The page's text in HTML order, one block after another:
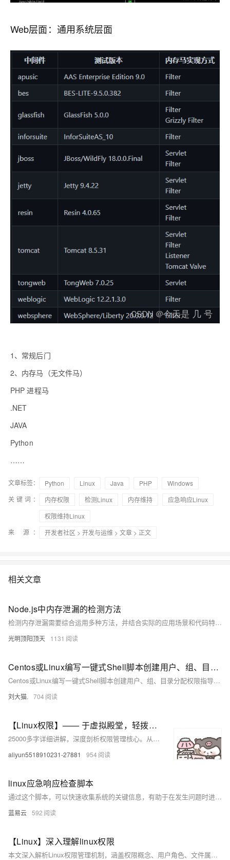
Web层面：通用系统层面
1、常规后门
2、内存马（无文件马）
PHP 进程马
.NET
JAVA
Python
……
文章标签： Python Linux Java PHP
Windows
关键词：
内存权限 检测Linux 内存维持
应急响应Linux
权限维持Linux
来 源：
开发者社区 > 开发与运维 > 文章 > 正文
相关文章
Node.js中内存泄漏的检测方法
检测内存泄漏需要综合运用多种方法，并结合实际的应用场景和代码特点进行分析。及时发现和解决内存泄漏问题，可以提高应用的稳定性和性能，避免潜在的风险和故障。同时，不断学习和掌握内存管理的知识，也是有效预防内存泄漏的重要途径。
光明顶阳顶天 1131
Centos或Linux编写一键式Shell脚本创建用户、组、目录分配权限指导手册
Centos或Linux编写一键式Shell脚本创建用户、组、目录分配权限指导手册
刘大猫. 704
【Linux权限】—— 于虚拟殿堂，轻拨密钥启华章
25000多字详细讲解，深度剖析权限管理核心。从基础权限到复杂的特殊权限，逐一拆解，无论你是零基础小白还是经验丰富的运维人员，都能在这里找到提升技能的关键知识，全面掌握 Linux 权限管理。还不快来看看？
aliyun5518910231-27881 954
linux应急响应检查脚本
通过这个脚本，可以快速收集系统的关键信息，有助于在发生问题时进行及时的应急响应和分析。
蓝易云 592
【Linux】深入理解linux权限
本文深入解析Linux权限管理机制，涵盖权限概念、用户角色、文件属性及操作方法。文章分为前言、权限介绍、用户与角色、文件属性、权限修改及常见问题六大板块。详细说明了权限类型（r/w/x）、角色优先级、chmod/chown指令用法，以及目录权限、umask掩码、粘滞位等重点内容。掌握这些知识，可有效提升Linux系统安全性和灵活性，是管理员必备技能。喜欢的话别忘了点赞支持哦！ ❤❤❤